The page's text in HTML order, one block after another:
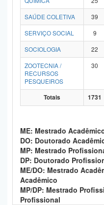
SAÚDE COLETIVA
39
SERVIÇO SOCIAL
9
SOCIOLOGIA
22
ZOOTECNIA /
RECURSOS
PESQUEIROS
30
Totais 1731
ME: Mestrado
DO: Doutorado
MP: Mestrado
DP: Doutorado
ME/DO: Mestrado
Acadêmico
MP/DP: Mestrado
Profissional